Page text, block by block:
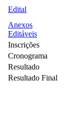
Edital
Anexos
Editáveis
Inscrições
Cronograma
Resultado
Resultado Final